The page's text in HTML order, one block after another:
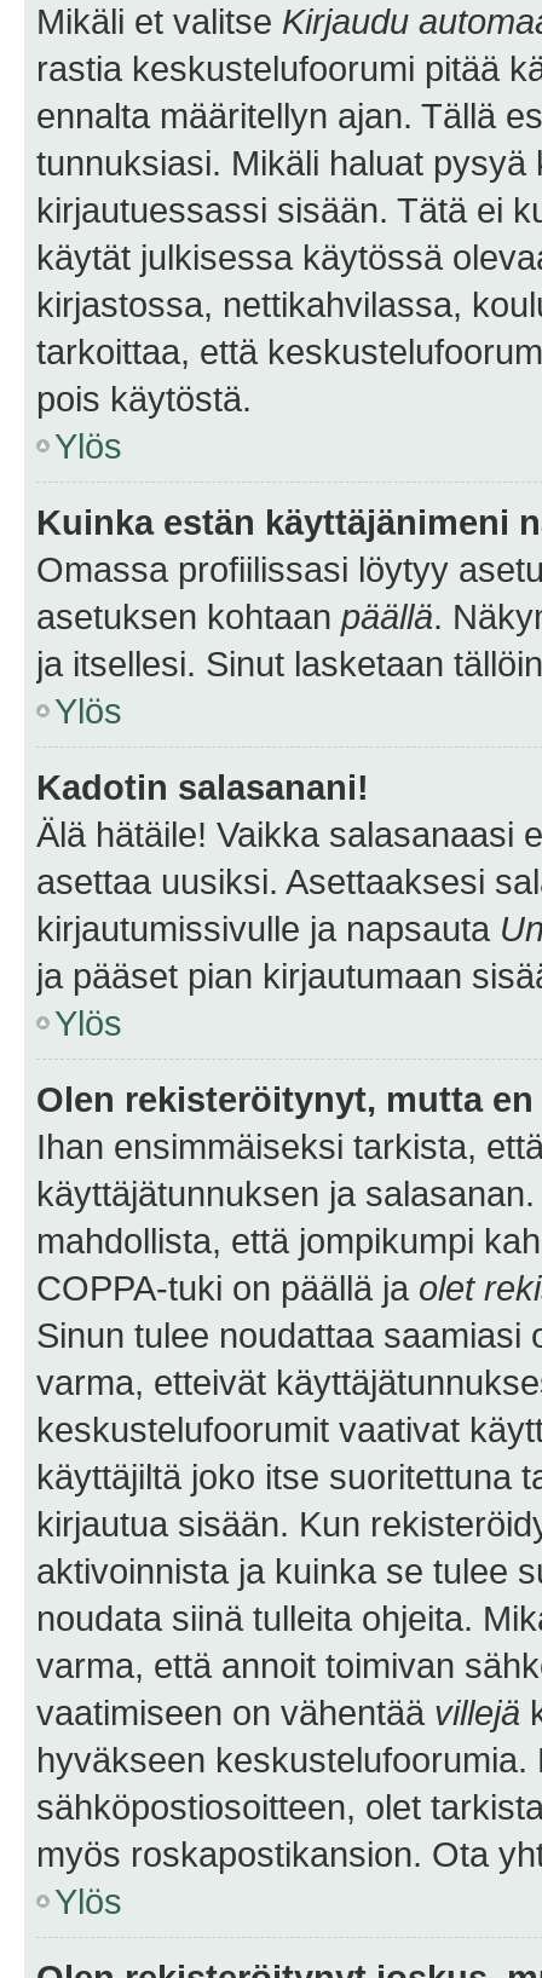
Mikäli et valitse Kirjaudu
rastia keskustelufoorumi pitää
ennalta määritellyn ajan. Tällä
tunnuksiasi. Mikäli haluat
kirjautuessassi sisään. Tätä ei
käytät julkisessa käytössä
kirjastossa, nettikahvilassa,
tarkoittaa, että
pois käytöstä.
Ylös
Kuinka estän käyttäjänimeni
Omassa profiilissasi löytyy
asetuksen kohtaan päällä.
ja itsellesi. Sinut lasketaan
Ylös
Kadotin salasanani!
Älä hätäile! Vaikka salasanaasi
asettaa uusiksi. Asettaaksesi
kirjautumissivulle ja napsauta
ja pääset pian kirjautumaan
Ylös
Olen rekisteröitynyt, mutta
Ihan ensimmäiseksi tarkista,
käyttäjätunnuksen ja
mahdollista, että jompikumpi
COPPA-tuki on päällä ja olet
Sinun tulee noudattaa saamiasi
varma, etteivät
keskustelufoorumit vaativat
käyttäjiltä joko itse suoritettuna
kirjautua sisään. Kun
aktivoinnista ja kuinka se tulee
noudata siinä tulleita ohjeita.
varma, että annoit toimivan
vaatimiseen on vähentää villejä
hyväkseen
sähköpostiosoitteen, olet
myös roskapostikansion. Ota
Ylös